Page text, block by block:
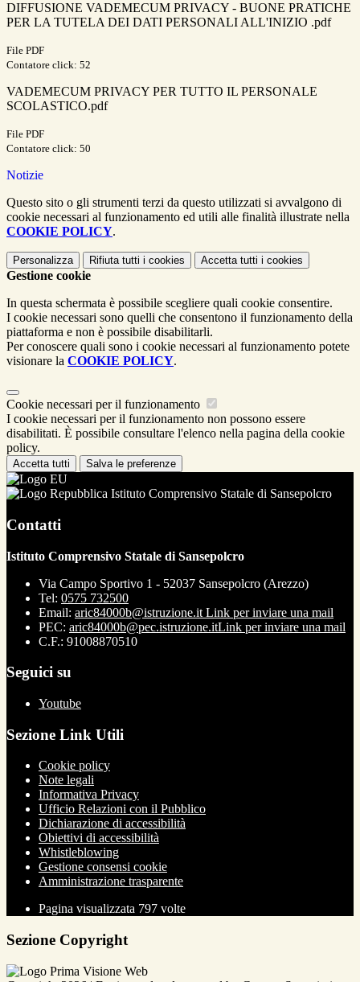
DIFFUSIONE VADEMECUM PRIVACY - BUONE PRATICHE
PER LA TUTELA DEI DATI PERSONALI ALL'INIZIO .pdf
File PDF
Contatore click: 52
VADEMECUM PRIVACY PER TUTTO IL PERSONALE
SCOLASTICO.pdf
File PDF
Contatore click: 50
Notizie
Questo sito o gli strumenti terzi da questo utilizzati si avvalgono di
cookie necessari al funzionamento ed utili alle finalità illustrate nella
COOKIE POLICY.
Personalizza Rifiuta tutti i cookies Accetta tutti i cookies
Gestione cookie
In questa schermata è possibile scegliere quali cookie consentire.
I cookie necessari sono quelli che consentono il funzionamento della
piattaforma e non è possibile disabilitarli.
Per conoscere quali sono i cookie necessari al funzionamento potete
visionare la COOKIE POLICY.
Cookie necessari per il funzionamento
I cookie necessari per il funzionamento non possono essere
disabilitati. È possibile consultare l'elenco nella pagina della cookie
policy.
Accetta tutti Salva le preferenze
Istituto Comprensivo Statale di Sansepolcro
Contatti
Istituto Comprensivo Statale di Sansepolcro
Via Campo Sportivo 1 - 52037 Sansepolcro (Arezzo)
Tel: 0575 732500
Email: aric84000b@istruzione.it Link per inviare una mail
PEC: aric84000b@pec.istruzione.itLink per inviare una mail
C.F.: 91008870510
Seguici su
Youtube
Sezione Link Utili
Cookie policy
Note legali
Informativa Privacy
Ufficio Relazioni con il Pubblico
Dichiarazione di accessibilità
Obiettivi di accessibilità
Whistleblowing
Gestione consensi cookie
Amministrazione trasparente
Pagina visualizzata 797 volte
Sezione Copyright